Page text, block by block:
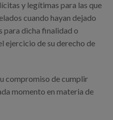
y legítimas para las que
cuando hayan dejado
para dicha finalidad o
ejercicio de su derecho de
compromiso de cumplir
momento en materia de